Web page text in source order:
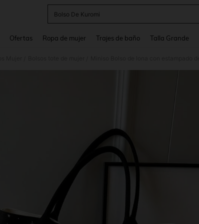
Bolso De Kuromi
Ofertas Ropa de mujer Trajes de baño Talla Grande